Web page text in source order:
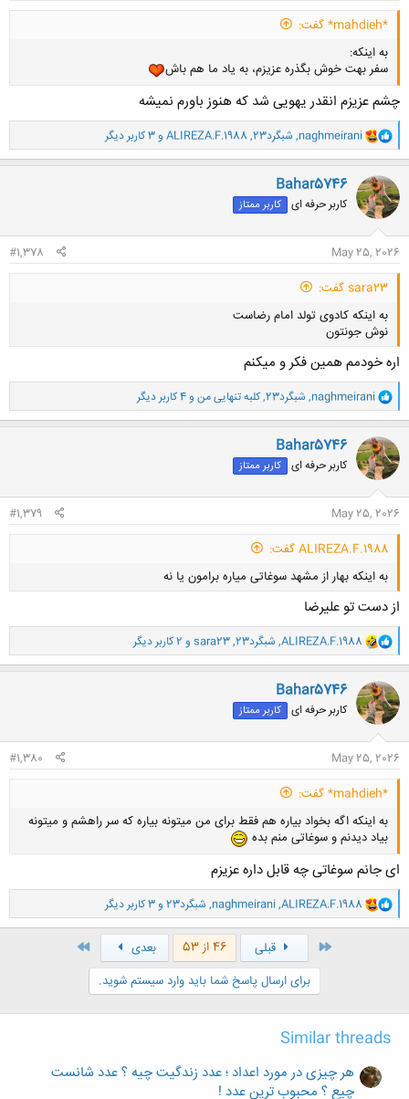
*mahdieh* گفت:
به اینکه:
سفر بهت خوش بگذره عزیزم، به یاد ما هم باش
چشم عزیزم انقدر یهویی شد که هنوز باورم نمیشه
و
ا
ک
ن
ش
ه
:
naghmeirani
, شبگرد23 ,
ALIREZA.F.1988 و 3 کاربر دیگر
Bahar5746
کاربر حرفه ای کاربر ممتاز
May 25, 2026
#1,378
sara23 گفت:
به اینکه کادوی تولد امام رضاست
نوش جونتون
اره خودمم همین فکر و میکنم
و
ا
ک
ن
ش
ه
ا
naghmeirani
, شبگرد23 ,کلبه تنهایی من و 4 کاربر دیگر
Bahar5746
کاربر حرفه ای کاربر ممتاز
May 25, 2026
#1,379
ALIREZA.F.1988 گفت:
به اینکه بهار از مشهد سوغاتی میاره برامون یا نه
کلیک کنید تا باز شود...
از دست تو علیرضا
و
ا
ک
ن
ش
ه
:
ALIREZA.F.1988
, شبگرد23 ,
sara23 و 2 کاربر دیگر
Bahar5746
کاربر حرفه ای کاربر ممتاز
May 25, 2026
#1,380
*mahdieh* گفت:
به اینکه اگه بخواد بیاره هم فقط برای من میتونه بیاره که سر راهشم و میتونه
بیاد دیدنم و سوغاتی منم بده
ای جانم سوغاتی چه قابل داره عزیزم
و
ا
ک
ALIREZA.F.1988
,
naghmeirani
, شبگرد23 و 3 کاربر دیگر
قبلی 46 از 53 بعدی
برای ارسال پاسخ شما باید وارد سیستم شوید.
Similar threads
هر چیزی در مورد اعداد ؛ عدد زندگیت چیه ؟ عدد شانست
چیع ؟ محبوب ترین عدد !